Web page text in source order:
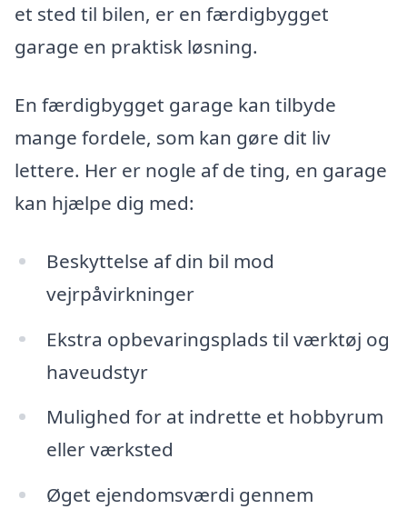
et sted til bilen, er en færdigbygget
garage en praktisk løsning.
En færdigbygget garage kan tilbyde
mange fordele, som kan gøre dit liv
lettere. Her er nogle af de ting, en garage
kan hjælpe dig med:
Beskyttelse af din bil mod
vejrpåvirkninger
Ekstra opbevaringsplads til værktøj og
haveudstyr
Mulighed for at indrette et hobbyrum
eller værksted
Øget ejendomsværdi gennem